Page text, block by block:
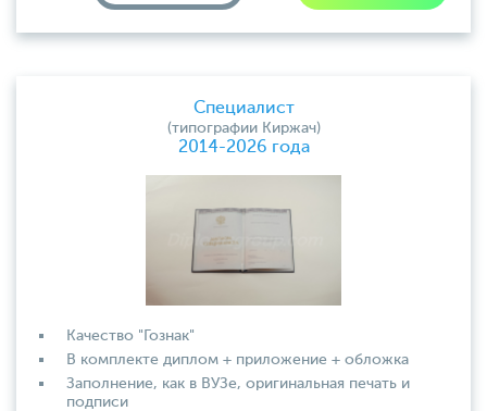
Специалист
(типографии Киржач)
2014-2026 года
Качество "Гознак"
В комплекте диплом + приложение + обложка
Заполнение, как в ВУЗе, оригинальная печать и
подписи